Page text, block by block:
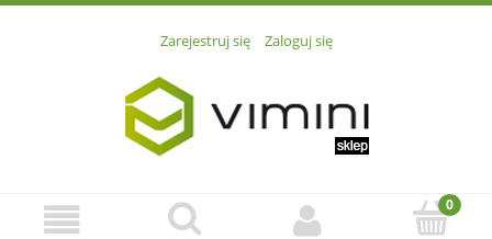
Zarejestruj się Zaloguj się